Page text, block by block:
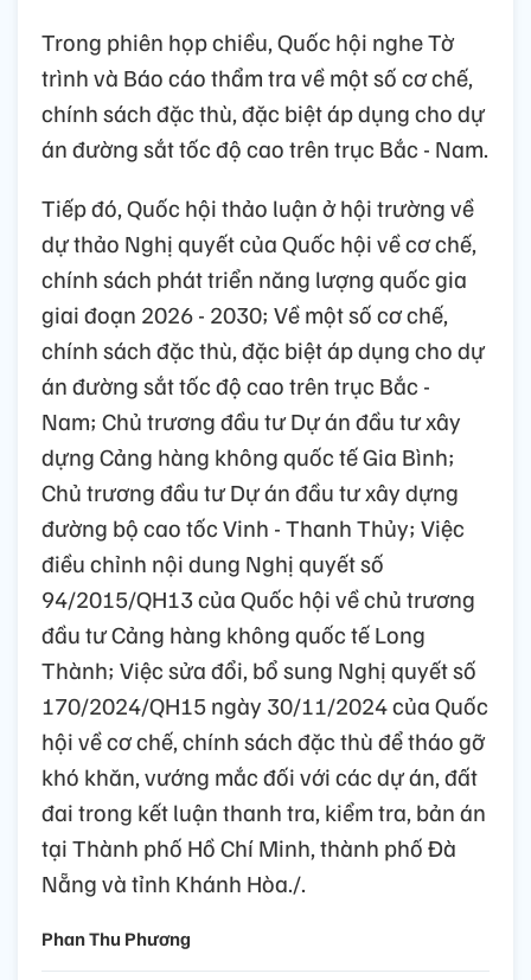
Trong phiên họp chiều, Quốc hội nghe Tờ
trình và Báo cáo thẩm tra về một số cơ chế,
chính sách đặc thù, đặc biệt áp dụng cho dự
án đường sắt tốc độ cao trên trục Bắc - Nam.
Tiếp đó, Quốc hội thảo luận ở hội trường về
dự thảo Nghị quyết của Quốc hội về cơ chế,
chính sách phát triển năng lượng quốc gia
giai đoạn 2026 - 2030; Về một số cơ chế,
chính sách đặc thù, đặc biệt áp dụng cho dự
án đường sắt tốc độ cao trên trục Bắc -
Nam; Chủ trương đầu tư Dự án đầu tư xây
dựng Cảng hàng không quốc tế Gia Bình;
Chủ trương đầu tư Dự án đầu tư xây dựng
đường bộ cao tốc Vinh - Thanh Thủy; Việc
điều chỉnh nội dung Nghị quyết số
94/2015/QH13 của Quốc hội về chủ trương
đầu tư Cảng hàng không quốc tế Long
Thành; Việc sửa đổi, bổ sung Nghị quyết số
170/2024/QH15 ngày 30/11/2024 của Quốc
hội về cơ chế, chính sách đặc thù để tháo gỡ
khó khăn, vướng mắc đối với các dự án, đất
đai trong kết luận thanh tra, kiểm tra, bản án
tại Thành phố Hồ Chí Minh, thành phố Đà
Nẵng và tỉnh Khánh Hòa./.
Phan Thu Phương